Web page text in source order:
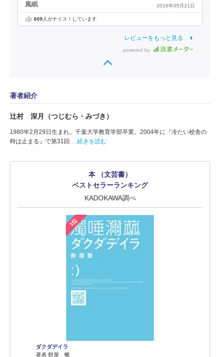
風眠 2016年05月21日
609人がナイス！しています
レビューをもっと見る
powered by
著者紹介
辻村 深月（つじむら・みづき）
1980年2月29日生まれ。千葉大学教育学部卒業。2004年に『冷たい校舎の
時は止まる』で第31回
…続きを読む
本 （文芸書）
ベストセラーランキング
KADOKAWA調べ
1位
ダクダデイラ
著者 餅屋 蛾